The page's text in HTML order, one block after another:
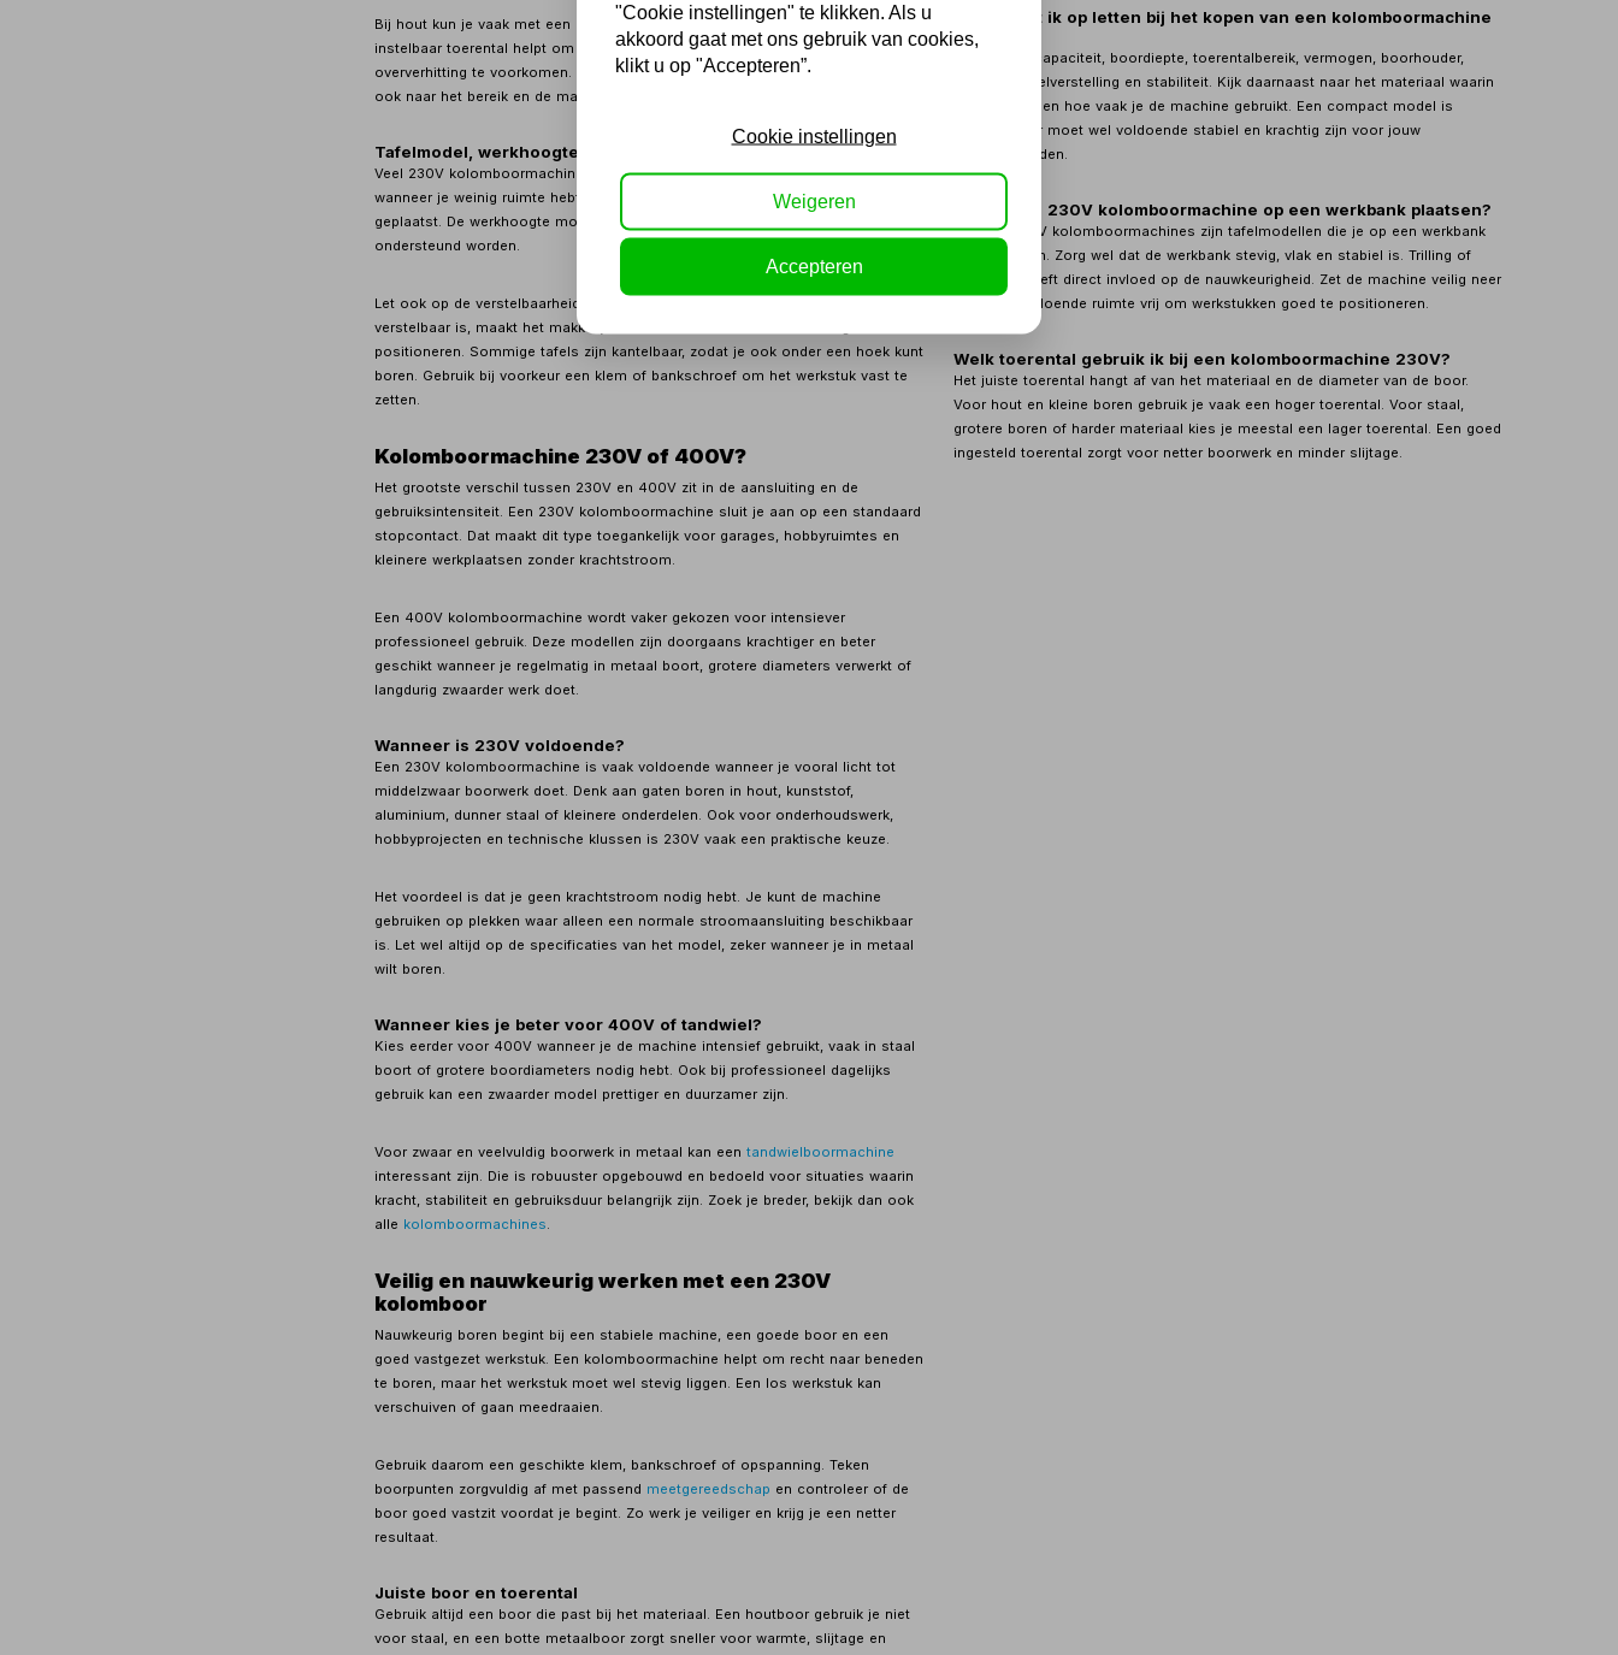
Bij hout kun je vaak met een hoger toerental werken dan bij staal. Een goed
instelbaar toerental helpt om nauwkeuriger te boren, slijtage te beperken en
oververhitting te voorkomen. Kijk daarom niet alleen naar het vermogen, maar
ook naar het bereik en de manier waarop je het toerental kunt instellen.
Tafelmodel, werkhoogte en stabiliteit
Veel 230V kolomboormachines zijn compacte tafelmodellen. Dat is handig
wanneer je weinig ruimte hebt, maar de machine moet wel stevig worden
geplaatst. De werkhoogte moet prettig zijn en het werkstuk moet goed
ondersteund worden.
Let ook op de verstelbaarheid van de boortafel. Een tafel die in hoogte
verstelbaar is, maakt het makkelijker om verschillende werkstukken goed te
positioneren. Sommige tafels zijn kantelbaar, zodat je ook onder een hoek kunt
boren. Gebruik bij voorkeur een klem of bankschroef om het werkstuk vast te
zetten.
Kolomboormachine 230V of 400V?
Het grootste verschil tussen 230V en 400V zit in de aansluiting en de
gebruiksintensiteit. Een 230V kolomboormachine sluit je aan op een standaard
stopcontact. Dat maakt dit type toegankelijk voor garages, hobbyruimtes en
kleinere werkplaatsen zonder krachtstroom.
Een 400V kolomboormachine wordt vaker gekozen voor intensiever
professioneel gebruik. Deze modellen zijn doorgaans krachtiger en beter
geschikt wanneer je regelmatig in metaal boort, grotere diameters verwerkt of
langdurig zwaarder werk doet.
Wanneer is 230V voldoende?
Een 230V kolomboormachine is vaak voldoende wanneer je vooral licht tot
middelzwaar boorwerk doet. Denk aan gaten boren in hout, kunststof,
aluminium, dunner staal of kleinere onderdelen. Ook voor onderhoudswerk,
hobbyprojecten en technische klussen is 230V vaak een praktische keuze.
Het voordeel is dat je geen krachtstroom nodig hebt. Je kunt de machine
gebruiken op plekken waar alleen een normale stroomaansluiting beschikbaar
is. Let wel altijd op de specificaties van het model, zeker wanneer je in metaal
wilt boren.
Wanneer kies je beter voor 400V of tandwiel?
Kies eerder voor 400V wanneer je de machine intensief gebruikt, vaak in staal
boort of grotere boordiameters nodig hebt. Ook bij professioneel dagelijks
gebruik kan een zwaarder model prettiger en duurzamer zijn.
Voor zwaar en veelvuldig boorwerk in metaal kan eentandwielboormachine
interessant zijn. Die is robuuster opgebouwd en bedoeld voor situaties waarin
kracht, stabiliteit en gebruiksduur belangrijk zijn. Zoek je breder, bekijk dan ook
alle kolomboormachines.
Veilig en nauwkeurig werken met een 230V
kolomboor
Nauwkeurig boren begint bij een stabiele machine, een goede boor en een
goed vastgezet werkstuk. Een kolomboormachine helpt om recht naar beneden
te boren, maar het werkstuk moet wel stevig liggen. Een los werkstuk kan
verschuiven of gaan meedraaien.
Gebruik daarom een geschikte klem, bankschroef of opspanning. Teken
boorpunten zorgvuldig af met passend meetgereedschap en controleer of de
boor goed vastzit voordat je begint. Zo werk je veiliger en krijg je een netter
resultaat.
Juiste boor en toerental
Gebruik altijd een boor die past bij het materiaal. Een houtboor gebruik je niet
voor staal, en een botte metaalboor zorgt sneller voor warmte, slijtage en
Waar moet ik op letten bij het kopen van een kolomboormachine
230V?
Let op boorcapaciteit, boordiepte, toerentalbereik, vermogen, boorhouder,
uitlading, tafelverstelling en stabiliteit. Kijk daarnaast naar het materiaal waarin
je wilt boren en hoe vaak je de machine gebruikt. Een compact model is
handig, maar moet wel voldoende stabiel en krachtig zijn voor jouw
werkzaamheden.
Kan ik een 230V kolomboormachine op een werkbank plaatsen?
Ja, veel 230V kolomboormachines zijn tafelmodellen die je op een werkbank
kunt plaatsen. Zorg wel dat de werkbank stevig, vlak en stabiel is. Trilling of
beweging heeft direct invloed op de nauwkeurigheid. Zet de machine veilig neer
en houd voldoende ruimte vrij om werkstukken goed te positioneren.
Welk toerental gebruik ik bij een kolomboormachine 230V?
Het juiste toerental hangt af van het materiaal en de diameter van de boor.
Voor hout en kleine boren gebruik je vaak een hoger toerental. Voor staal,
grotere boren of harder materiaal kies je meestal een lager toerental. Een goed
ingesteld toerental zorgt voor netter boorwerk en minder slijtage.
"Cookie instellingen" te klikken. Als u
akkoord gaat met ons gebruik van cookies,
klikt u op "Accepteren”.
Cookie instellingen
Weigeren
Accepteren